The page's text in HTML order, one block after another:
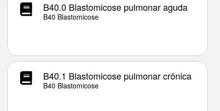
B40.0 Blastomicose pulmonar aguda
B40 Blastomicose
B40.1 Blastomicose pulmonar crônica
B40 Blastomicose